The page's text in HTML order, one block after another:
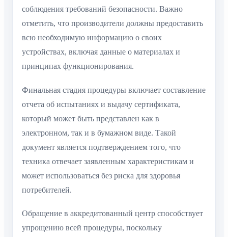
соблюдения требований безопасности. Важно
отметить, что производители должны предоставить
всю необходимую информацию о своих
устройствах, включая данные о материалах и
принципах функционирования.
Финальная стадия процедуры включает составление
отчета об испытаниях и выдачу сертификата,
который может быть представлен как в
электронном, так и в бумажном виде. Такой
документ является подтверждением того, что
техника отвечает заявленным характеристикам и
может использоваться без риска для здоровья
потребителей.
Обращение в аккредитованный центр способствует
упрощению всей процедуры, поскольку